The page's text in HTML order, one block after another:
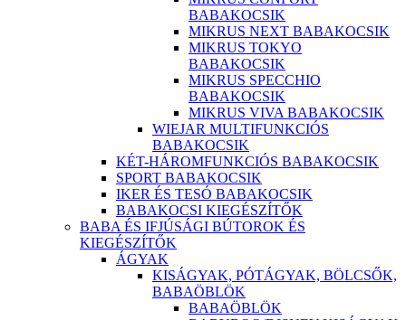
BABAKOCSIK
MIKRUS NEXT BABAKOCSIK
MIKRUS TOKYO
BABAKOCSIK
MIKRUS SPECCHIO
BABAKOCSIK
MIKRUS VIVA BABAKOCSIK
WIEJAR MULTIFUNKCIÓS
BABAKOCSIK
KÉT-HÁROMFUNKCIÓS BABAKOCSIK
SPORT BABAKOCSIK
IKER ÉS TESÓ BABAKOCSIK
BABAKOCSI KIEGÉSZÍTŐK
BABA ÉS IFJÚSÁGI BÚTOROK ÉS
KIEGÉSZÍTŐK
ÁGYAK
KISÁGYAK, PÓTÁGYAK, BÖLCSŐK,
BABAÖBLÖK
BABAÖBLÖK